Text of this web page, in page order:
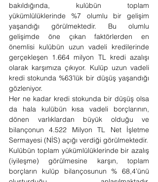
bakıldığında, kulübün toplam
yükümlülüklerinde %7 olumlu bir gelişim
yaşandığı görülmektedir. Bu olumlu
gelişimde öne çıkan faktörlerden en
önemlisi kulübün uzun vadeli kredilerinde
gerçekleşen 1.664 milyon TL kredi azalışı
olarak karşımıza çıkıyor. Kulüp uzun vadeli
kredi stokunda %63’lük bir düşüş yaşandığı
gözleniyor.
Her ne kadar kredi stokunda bir düşüş olsa
da hala kulübün kısa vadeli borçlarının,
dönen varlıklardan büyük olduğu ve
bilançonun 4.522 Milyon TL Net İşletme
Sermayesi (NİS) açığı verdiği görülmektedir.
Kulübün toplam yükümlülüklerinde bir azalış
(iyileşme) görülmesine karşın, toplam
borçların kulüp bilançosunun % 68,4’ünü